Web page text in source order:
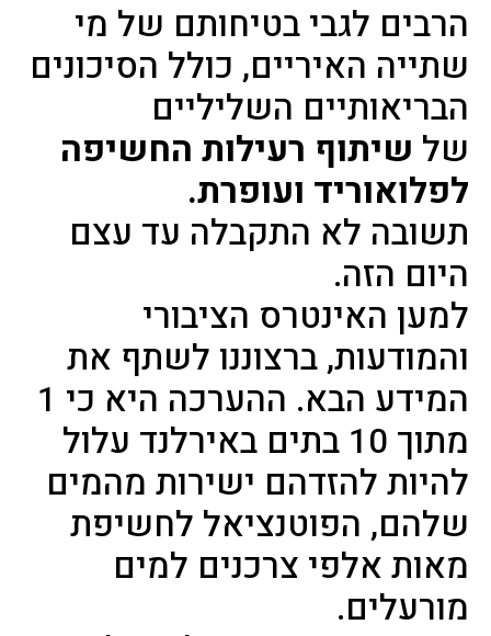
הרבים לגבי בטיחותם של מי
שתייה האיריים, כולל הסיכונים
הבריאותיים השליליים
שלשיתוף רעילות החשיפה
לפלואוריד ועופרת.
תשובה לא התקבלה עד עצם
היום הזה.
למען האינטרס הציבורי
והמודעות, ברצוננו לשתף את
המידע הבא. ההערכה היא כי 1
מתוך 10 בתים באירלנד עלול
להיות להזדהם ישירות מהמים
שלהם, הפוטנציאל לחשיפת
מאות אלפי צרכנים למים
מורעלים.